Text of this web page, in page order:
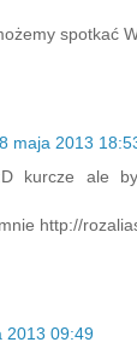
spotkać
maja 2013
kurcze ale
http://
2013 09:49